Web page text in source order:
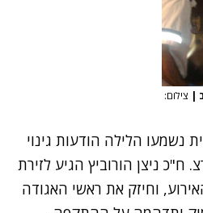
| צילום:
נשמעו הלילה הודעות גינוי
ניצן הורוביץ הגיע לזירת
וחיזק את ראשי האגודה